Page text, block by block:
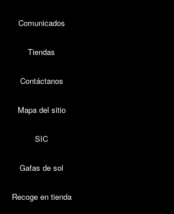
Comunicados
Tiendas
Contáctanos
Mapa del sitio
SIC
Gafas de sol
Recoge en tienda